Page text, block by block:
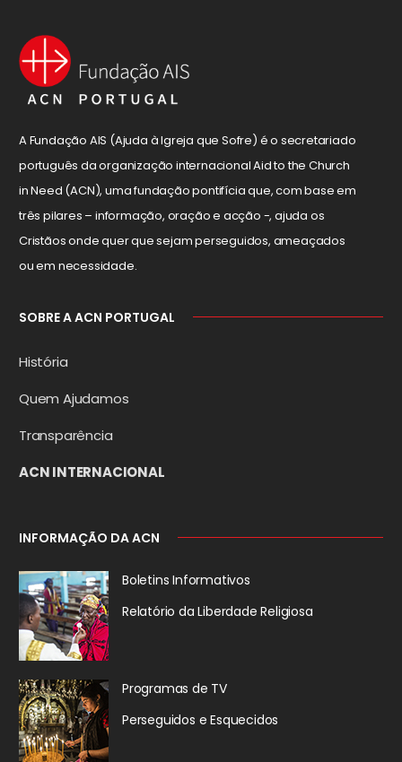
A Fundação AIS (Ajuda à Igreja que Sofre) é o secretariado
português da organização internacional Aid to the Church
in Need (ACN), uma fundação pontifícia que, com base em
três pilares – informação, oração e acção -, ajuda os
Cristãos onde quer que sejam perseguidos, ameaçados
ou em necessidade.
SOBRE A ACN PORTUGAL
História
Quem Ajudamos
Transparência
ACN INTERNACIONAL
INFORMAÇÃO DA ACN
Boletins Informativos
Relatório da Liberdade Religiosa
Programas de TV
Perseguidos e Esquecidos